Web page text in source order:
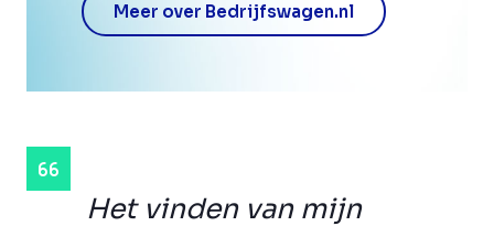
Het vinden van mijn
Meer over Bedrijfswagen.nl